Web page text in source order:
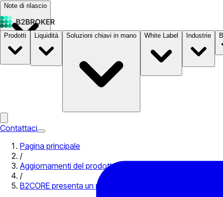
Note di rilascio
PrezziB2STORE
Prodotti Liquidità Soluzioni chiavi in mano White Label Industrie
Contattaci
Pagina principale
/
Aggiornamenti del prodotto
/
B2CORE presenta un nuovo aggiornamento: notifiche